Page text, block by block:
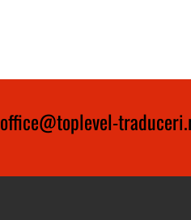
office@toplevel-